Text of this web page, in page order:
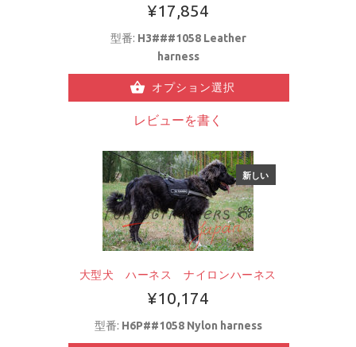
¥17,854
型番: H3###1058 Leather
harness
オプション選択
レビューを書く
新しい
大型犬 ハーネス ナイロンハーネス
¥10,174
型番: H6P##1058 Nylon harness